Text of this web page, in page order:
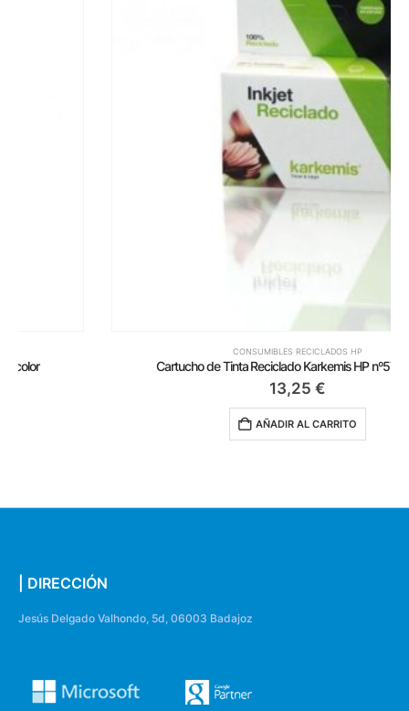
CONSUMIBLES RECICLADOS HP
Cartucho de Tinta Reciclado Karkemis HP nº57/ Tricolor
AÑADIR AL CARRITO
| DIRECCIÓN
Jesús Delgado Valhondo, 5d, 06003 Badajoz